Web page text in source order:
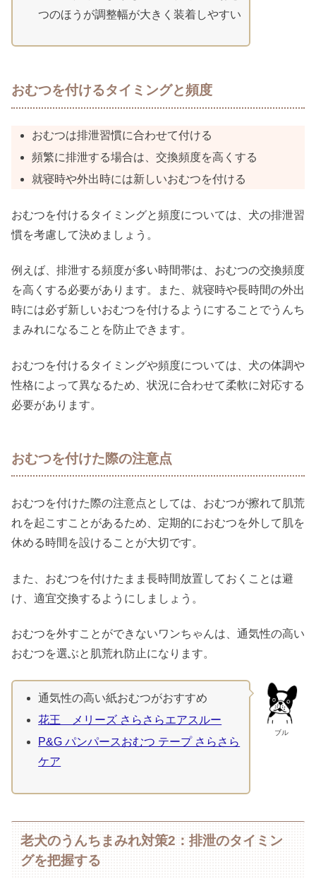
つのほうが調整幅が大きく装着しやすい
おむつを付けるタイミングと頻度
おむつは排泄習慣に合わせて付ける
頻繁に排泄する場合は、交換頻度を高くする
就寝時や外出時には新しいおむつを付ける
おむつを付けるタイミングと頻度については、犬の排泄習
慣を考慮して決めましょう。
例えば、排泄する頻度が多い時間帯は、おむつの交換頻度
を高くする必要があります。また、就寝時や長時間の外出
時には必ず新しいおむつを付けるようにすることでうんち
まみれになることを防止できます。
おむつを付けるタイミングや頻度については、犬の体調や
性格によって異なるため、状況に合わせて柔軟に対応する
必要があります。
おむつを付けた際の注意点
おむつを付けた際の注意点としては、おむつが擦れて肌荒
れを起こすことがあるため、定期的におむつを外して肌を
休める時間を設けることが大切です。
また、おむつを付けたまま長時間放置しておくことは避
け、適宜交換するようにしましょう。
おむつを外すことができないワンちゃんは、通気性の高い
おむつを選ぶと肌荒れ防止になります。
ブル
通気性の高い紙おむつがおすすめ
花王 メリーズ さらさらエアスルー
P&G パンパースおむつ テープ さらさら
ケア
老犬のうんちまみれ対策2：排泄のタイミン
グを把握する